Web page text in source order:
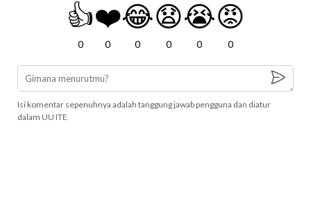
👍
0
❤️
0
😂
0
😧
0
😭
0
😡
0
Isi komentar sepenuhnya adalah tanggung jawab pengguna dan diatur
dalam UU ITE